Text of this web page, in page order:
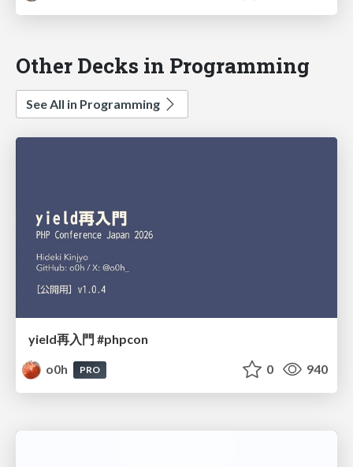
Other Decks in Programming
See All in Programming
yield再入門 #phpcon
o0h
PRO 0 940